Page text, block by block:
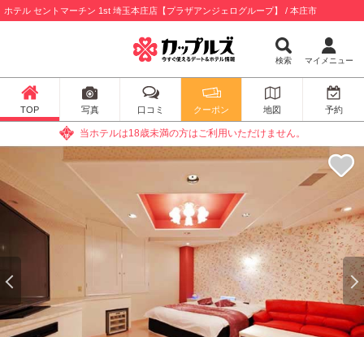
ホテル セントマーチン 1st 埼玉本庄店【プラザアンジェログループ】 / 本庄市
検索 マイメニュー
TOP 写真 口コミ クーポン 地図 予約
当ホテルは18歳未満の方はご利用いただけません。